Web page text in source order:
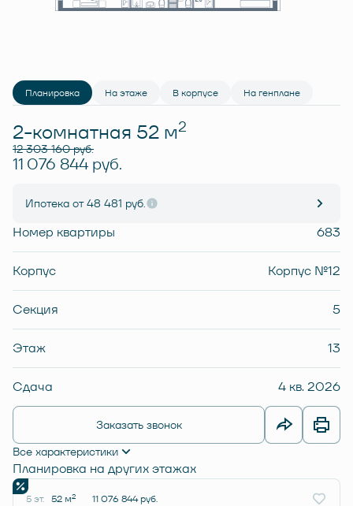
Планировка На этаже В корпусе На генплане
2-комнатная 52 м2
12 303 160 руб.
11 076 844 руб.
Ипотека от 48 481 руб.
Номер квартиры 683
Корпус Корпус №12
Секция 5
Этаж 13
Сдача 4 кв. 2026
Заказать звонок
Все характеристики
Планировка на других этажах
5 эт. 52 м2 11 076 844 руб.